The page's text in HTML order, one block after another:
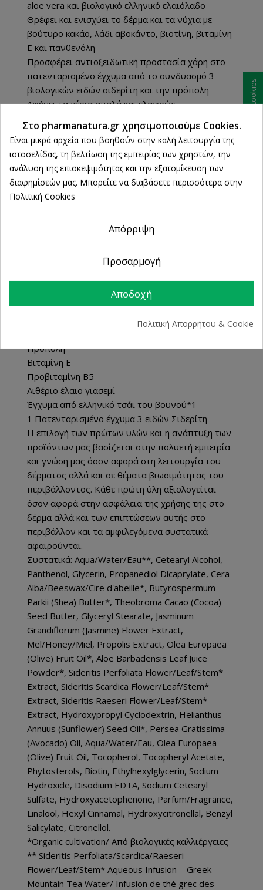
aloe vera και βιολογικό ελληνικό ελαιόλαδο
Θρέφει και ενισχύει το δέρμα και τα νύχια με
βούτυρο κακάο, λάδι αβοκάντο, βιοτίνη, βιταμίνη
E και πανθενόλη
Προσφέρει αντιοξειδωτική προστασία χάρη στο
πατενταρισμένο έγχυμα από το συνδυασμό 3
βιολογικών ειδών σιδερίτη και την πρόπολη
Αφήνει τα χέρια απαλά και ελαφρώς
γιασεμί
Έχει ανάλαφρη υφή που απορροφάται εύκολα
χωρίς να αφήνει ίχνη λιπαρότητας
Το νερό έχει αντικατασταθεί από ένα έγχυμα
Ελληνικού βιολογικού τσαγιού του βουνού με
αντιοξειδωτική δράση.
Η Ενυδατική Κρέμα Χεριών Ελαφριάς Υφής έχει
ΜΕ
Λάδι ελιάς*
Πρόπολη
Βιταμίνη Ε
Προβιταμίνη Β5
Αιθέριο έλαιο γιασεμί
Έγχυμα από ελληνικό τσάι του βουνού*1
1 Πατενταρισμένο έγχυμα 3 ειδών Σιδερίτη
Η επιλογή των πρώτων υλών και η ανάπτυξη των
προϊόντων μας βασίζεται στην πολυετή εμπειρία
και γνώση μας όσον αφορά στη λειτουργία του
δέρματος αλλά και σε θέματα βιωσιμότητας του
περιβάλλοντος. Κάθε πρώτη ύλη αξιολογείται
όσον αφορά στην ασφάλεια της χρήσης της στο
δέρμα αλλά και των επιπτώσεων αυτής στο
περιβάλλον και τα αμφιλεγόμενα συστατικά
αφαιρούνται.
Συστατικά: Aqua/Water/Eau**, Cetearyl Alcohol,
Panthenol, Glycerin, Propanediol Dicaprylate, Cera
Alba/Beeswax/Cire d'abeille*, Butyrospermum
Parkii (Shea) Butter*, Theobroma Cacao (Cocoa)
Seed Butter, Glyceryl Stearate, Jasminum
Grandiflorum (Jasmine) Flower Extract,
Mel/Honey/Miel, Propolis Extract, Olea Europaea
(Olive) Fruit Oil*, Aloe Barbadensis Leaf Juice
Powder*, Sideritis Perfoliata Flower/Leaf/Stem*
Extract, Sideritis Scardica Flower/Leaf/Stem*
Extract, Sideritis Raeseri Flower/Leaf/Stem*
Extract, Hydroxypropyl Cyclodextrin, Helianthus
Annuus (Sunflower) Seed Oil*, Persea Gratissima
(Avocado) Oil, Aqua/Water/Eau, Olea Europaea
(Olive) Fruit Oil, Tocopherol, Tocopheryl Acetate,
Phytosterols, Biotin, Ethylhexylglycerin, Sodium
Hydroxide, Disodium EDTA, Sodium Cetearyl
Sulfate, Hydroxyacetophenone, Parfum/Fragrance,
Linalool, Hexyl Cinnamal, Hydroxycitronellal, Benzyl
Salicylate, Citronellol.
*Organic cultivation/ Από βιολογικές καλλιέργειες
** Sideritis Perfoliata/Scardica/Raeseri
Flower/Leaf/Stem* Aqueous Infusion = Greek
Mountain Tea Water/ Infusion de thé grec des
Στο pharmanatura.gr χρησιμοποιούμε Cookies.
Είναι μικρά αρχεία που βοηθούν στην καλή λειτουργία της
ιστοσελίδας, τη βελτίωση της εμπειρίας των χρηστών, την
ανάλυση της επισκεψιμότητας και την εξατομίκευση των
διαφημίσεών μας. Μπορείτε να διαβάσετε περισσότερα στην
Πολιτική Cookies
Απόρριψη
Προσαρμογή
Αποδοχή
Πολιτική Απορρήτου & Cookie
Ρυθμίσεις cookies